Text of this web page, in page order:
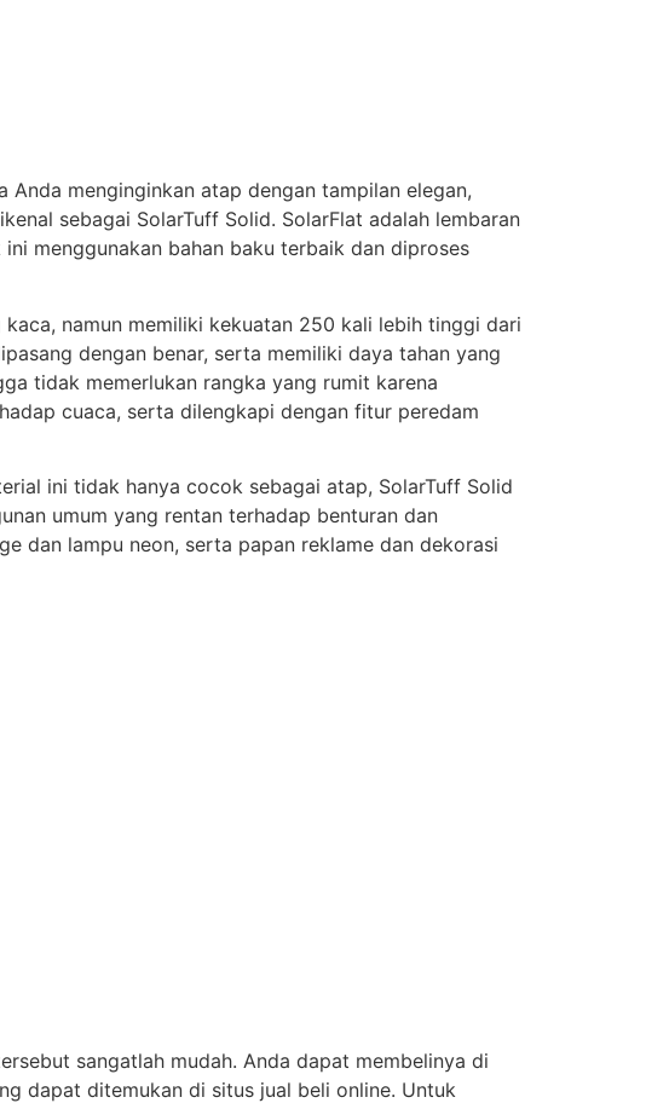
menginginkan atap dengan tampilan elegan,
sebagai SolarTuff Solid. SolarFlat adalah lembaran
menggunakan bahan baku terbaik dan diproses
namun memiliki kekuatan 250 kali lebih tinggi dari
dengan benar, serta memiliki daya tahan yang
tidak memerlukan rangka yang rumit karena
cuaca, serta dilengkapi dengan fitur peredam
ini tidak hanya cocok sebagai atap, SolarTuff Solid
umum yang rentan terhadap benturan dan
dan lampu neon, serta papan reklame dan dekorasi
sangatlah mudah. Anda dapat membelinya di
dapat ditemukan di situs jual beli online. Untuk